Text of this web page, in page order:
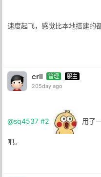
速度起飞，感觉比本地搭建的
crll 管理
服主
205day ago
@sq4537 #2 用了
吧。